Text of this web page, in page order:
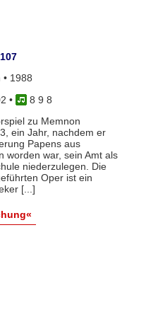
• 1988
•
8 9 8
zu Memnon
ein Jahr, nachdem er
Papens aus
worden war, sein Amt als
niederzulegen. Die
Oper ist ein
[...]